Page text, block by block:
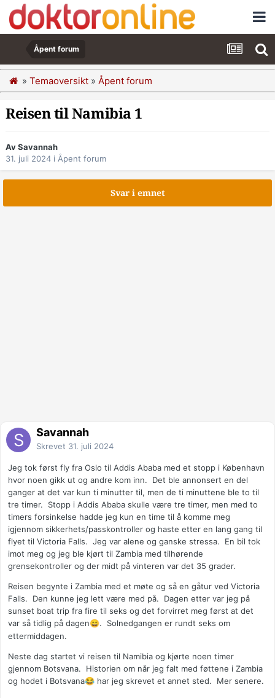
Åpent forum
» Temaoversikt » Åpent forum
Reisen til Namibia 1
Av Savannah
31. juli 2024 i Åpent forum
Svar i emnet
Savannah
Skrevet 31. juli 2024
Jeg tok først fly fra Oslo til Addis Ababa med et stopp i København
hvor noen gikk ut og andre kom inn. Det ble annonsert en del
ganger at det var kun ti minutter til, men de ti minuttene ble to til
tre timer. Stopp i Addis Ababa skulle være tre timer, men med to
timers forsinkelse hadde jeg kun en time til å komme meg
igjennom sikkerhets/passkontroller og haste etter en lang gang til
flyet til Victoria Falls. Jeg var alene og ganske stressa. En bil tok
imot meg og jeg ble kjørt til Zambia med tilhørende
grensekontroller og der midt på vinteren var det 35 grader.
Reisen begynte i Zambia med et møte og så en gåtur ved Victoria
Falls. Den kunne jeg lett være med på. Dagen etter var jeg på
sunset boat trip fra fire til seks og det forvirret meg først at det
var så tidlig på dagen😄. Solnedgangen er rundt seks om
ettermiddagen.
Neste dag startet vi reisen til Namibia og kjørte noen timer
gjennom Botsvana. Historien om når jeg falt med føttene i Zambia
og hodet i Botsvana😂 har jeg skrevet et annet sted. Mer senere.